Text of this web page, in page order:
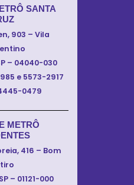
SANTA
903 – Vila
– 04040-030
e 5573-2917
0479
METRÔ
416 – Bom
– 01121-000